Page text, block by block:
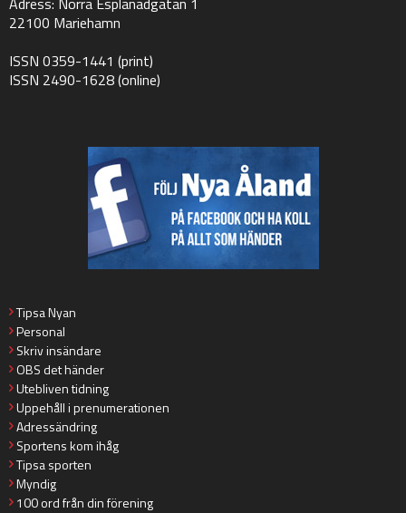
22100 Mariehamn
ISSN 0359-1441 (print)
ISSN 2490-1628 (online)
Tipsa Nyan
Personal
Skriv insändare
OBS det händer
Utebliven tidning
Uppehåll i prenumerationen
Adressändring
Sportens kom ihåg
Tipsa sporten
Myndig
100 ord från din förening